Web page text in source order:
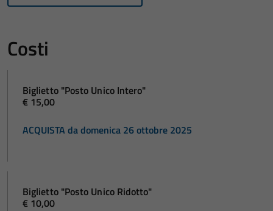
Costi
Biglietto "Posto Unico Intero"
€ 15,00
ACQUISTA da domenica 26 ottobre 2025
Biglietto "Posto Unico Ridotto"
€ 10,00